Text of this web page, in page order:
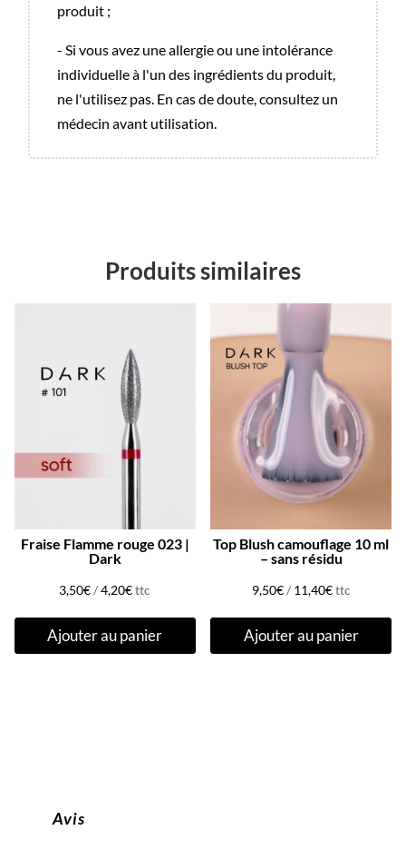
produit ;
- Si vous avez une allergie ou une intolérance
individuelle à l'un des ingrédients du produit,
ne l'utilisez pas. En cas de doute, consultez un
médecin avant utilisation.
Produits similaires
Fraise Flamme rouge 023 |
Dark
3,50€/4,20€ttc
Ajouter au panier
Top Blush camouflage 10 ml
– sans résidu
9,50€/ 11,40€ttc
Ajouter au panier
Avis